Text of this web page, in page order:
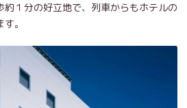
約１分の好立地で、列車からもホテルの
。